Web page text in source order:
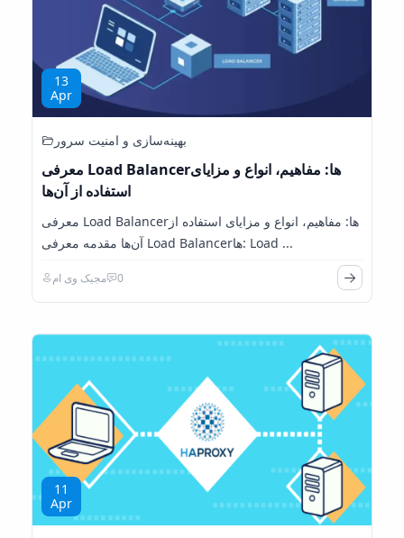
13
Apr
بهینه‌سازی و امنیت سرور
معرفی Load Balancerها: مفاهیم، انواع و مزایای
استفاده از آن‌ها
معرفی Load Balancerها: مفاهیم، انواع و مزایای استفاده از
آن‌ها مقدمه معرفی Load Balancerها: Load ...
مجیک وی ام 0
11
Apr